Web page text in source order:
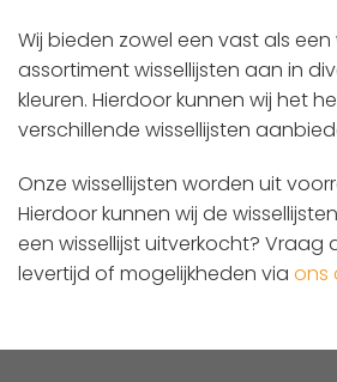
Wij bieden zowel een vast als een
assortiment wissellijsten aan in
kleuren. Hierdoor kunnen wij het
verschillende wissellijsten
Onze wissellijsten worden uit
Hierdoor kunnen wij de
een wissellijst uitverkocht? Vraag
levertijd of mogelijkheden via ons